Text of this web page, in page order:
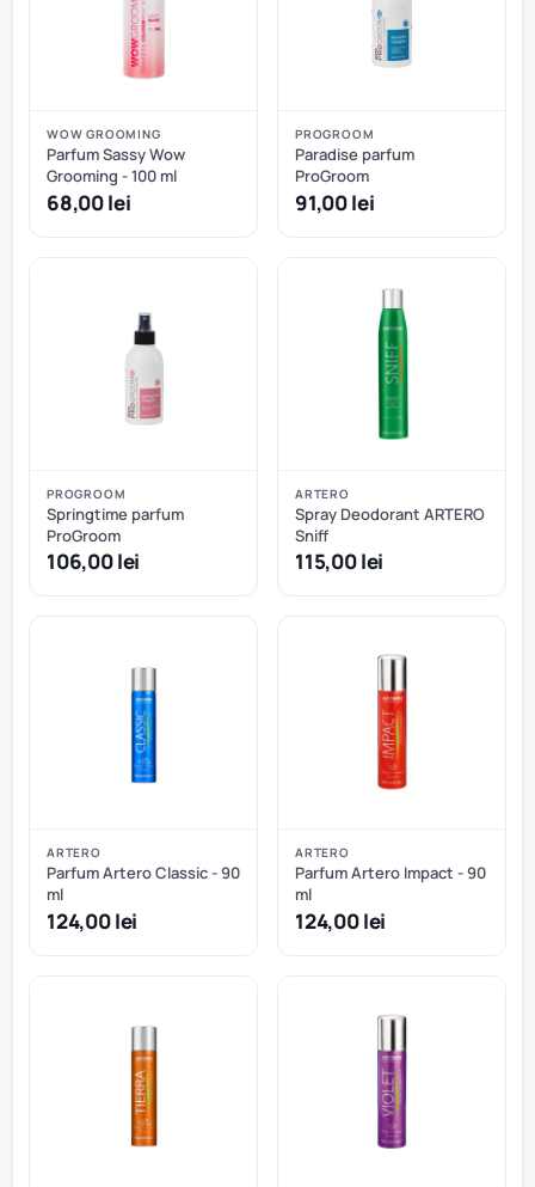
WOW GROOMING
Parfum Sassy Wow
Grooming - 100 ml
68,00 lei
PROGROOM
Paradise parfum
ProGroom
91,00 lei
PROGROOM
Springtime parfum
ProGroom
106,00 lei
ARTERO
Spray Deodorant ARTERO
Sniff
115,00 lei
ARTERO
Parfum Artero Classic - 90
ml
124,00 lei
ARTERO
Parfum Artero Impact - 90
ml
124,00 lei